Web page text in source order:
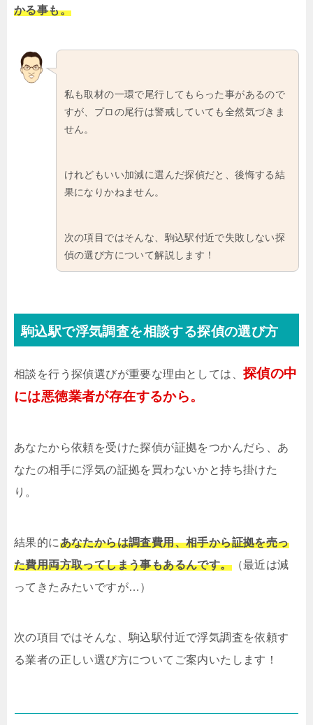
かる事も。
私も取材の一環で尾行してもらった事があるので
すが、プロの尾行は警戒していても全然気づきま
せん。
けれどもいい加減に選んだ探偵だと、後悔する結
果になりかねません。
次の項目ではそんな、駒込駅付近で失敗しない探
偵の選び方について解説します！
駒込駅で浮気調査を相談する探偵の選び方
相談を行う探偵選びが重要な理由としては、 探偵の中
には悪徳業者が存在するから。
あなたから依頼を受けた探偵が証拠をつかんだら、あ
なたの相手に浮気の証拠を買わないかと持ち掛けた
り。
結果的にあなたからは調査費用、相手から証拠を売っ
た費用両方取ってしまう事もあるんです。（最近は減
ってきたみたいですが…）
次の項目ではそんな、駒込駅付近で浮気調査を依頼す
る業者の正しい選び方についてご案内いたします！